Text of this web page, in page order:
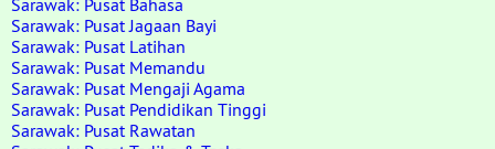
Sarawak: Pusat Bahasa
Sarawak: Pusat Jagaan Bayi
Sarawak: Pusat Latihan
Sarawak: Pusat Memandu
Sarawak: Pusat Mengaji Agama
Sarawak: Pusat Pendidikan Tinggi
Sarawak: Pusat Rawatan